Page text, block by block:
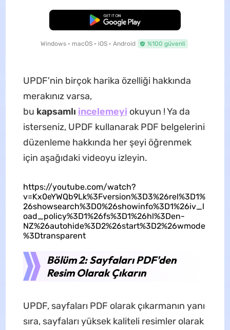
Ücretsiz İndirme
Windows • macOS • iOS • Android %100 güvenli
UPDF'nin birçok harika özelliği hakkında
merakınız varsa,
bu kapsamlı incelemeyi okuyun ! Ya da
isterseniz, UPDF kullanarak PDF belgelerini
düzenleme hakkında her şeyi öğrenmek
için aşağıdaki videoyu izleyin.
https://youtube.com/watch?
v=Kx0eYWQb9Lk%3Fversion%3D3%26rel%3D1%
26showsearch%3D0%26showinfo%3D1%26iv_l
oad_policy%3D1%26fs%3D1%26hl%3Den-
NZ%26autohide%3D2%26start%3D2%26wmode
%3Dtransparent
Bölüm 2: Sayfaları PDF'den
Resim Olarak Çıkarın
UPDF, sayfaları PDF olarak çıkarmanın yanı
sıra, sayfaları yüksek kaliteli resimler olarak